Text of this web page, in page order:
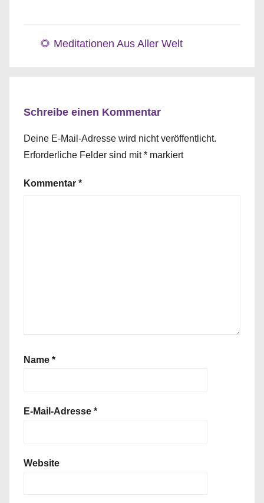
🌻 Meditationen Aus Aller Welt
Schreibe einen Kommentar
Deine E-Mail-Adresse wird nicht veröffentlicht.
Erforderliche Felder sind mit* markiert
Kommentar *
Name *
E-Mail-Adresse *
Website